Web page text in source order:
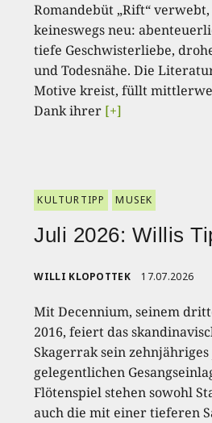
Romandebüt „Rift“
keineswegs neu:
tiefe Geschwisterliebe,
und Todesnähe. Die
Motive kreist, füllt
Dank ihrer [+]
KULTURTIPP MUSEK
Juli 2026: Willis
WILLI KLOPOTTEK 17.07.2026
Mit Decennium, seinem
2016, feiert das
Skagerrak sein
gelegentlichen
Flötenspiel stehen sowohl
auch die mit einer tieferen